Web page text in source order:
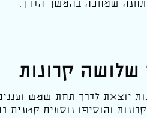
תחנה שמחכה בהמשך הדרך.
קרונות
יוצאת לדרך תחת שמש
והוסיפו נוסעים קטנים